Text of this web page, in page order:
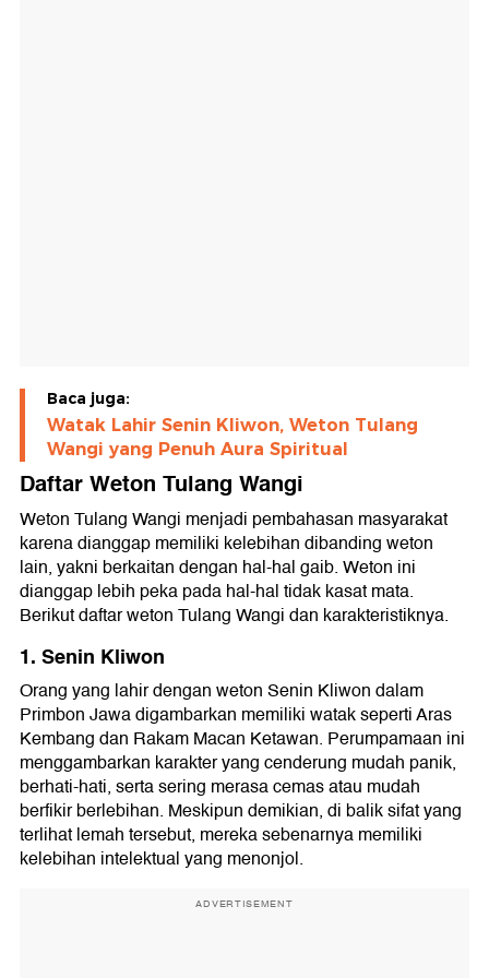
Baca juga:
Watak Lahir Senin Kliwon, Weton Tulang
Wangi yang Penuh Aura Spiritual
Daftar Weton Tulang Wangi
Weton Tulang Wangi menjadi pembahasan masyarakat
karena dianggap memiliki kelebihan dibanding weton
lain, yakni berkaitan dengan hal-hal gaib. Weton ini
dianggap lebih peka pada hal-hal tidak kasat mata.
Berikut daftar weton Tulang Wangi dan karakteristiknya.
1. Senin Kliwon
Orang yang lahir dengan weton Senin Kliwon dalam
Primbon Jawa digambarkan memiliki watak seperti Aras
Kembang dan Rakam Macan Ketawan. Perumpamaan ini
menggambarkan karakter yang cenderung mudah panik,
berhati-hati, serta sering merasa cemas atau mudah
berfikir berlebihan. Meskipun demikian, di balik sifat yang
terlihat lemah tersebut, mereka sebenarnya memiliki
kelebihan intelektual yang menonjol.
ADVERTISEMENT